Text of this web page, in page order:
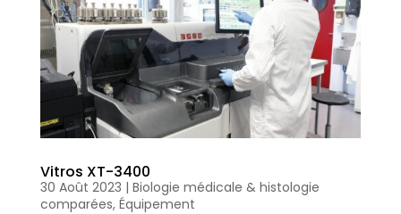
Vitros XT-3400
30 Août 2023 | Biologie médicale & histologie
comparées, Équipement